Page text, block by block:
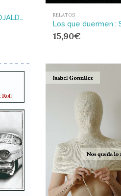
CUERPOS DE HOJALDRE : RELATOS-CUENTOS RELATOS
15,90€